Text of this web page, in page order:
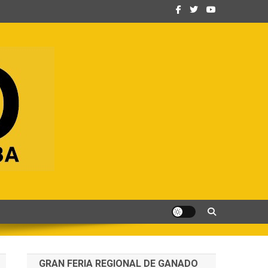
GRAN FERIA REGIONAL DE GANADO